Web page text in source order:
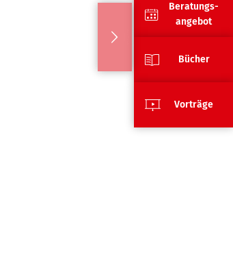
Beratungs-
angebot
Bücher
Vorträge